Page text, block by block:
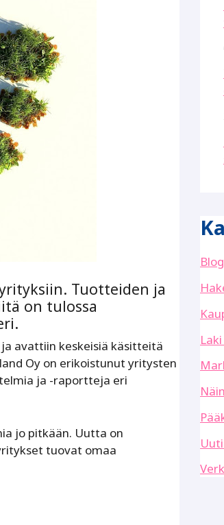
Tuotteiden ja
on tulossa
avattiin keskeisiä käsitteitä
Oy on erikoistunut yritysten
ja -raportteja eri
jo pitkään. Uutta on
tuovat omaa